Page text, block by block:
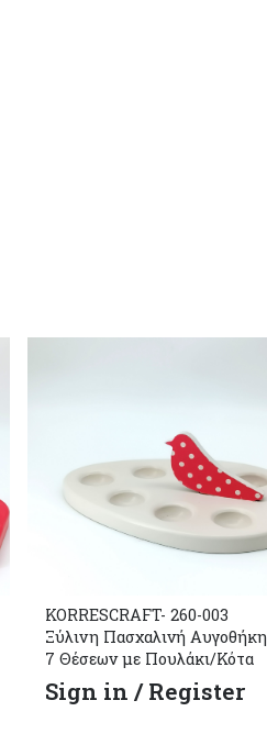
KORRESCRAFT- 260-003
Ξύλινη Πασχαλινή Αυγοθήκη
7 Θέσεων με Πουλάκι/Κότα
Sign in / Register